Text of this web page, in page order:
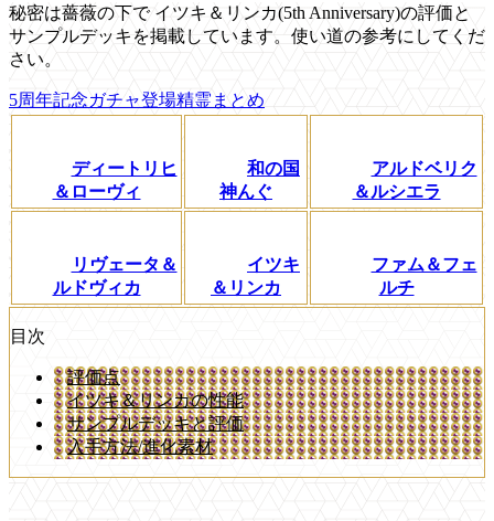
秘密は薔薇の下で イツキ＆リンカ(5th Anniversary)の評価と
サンプルデッキを掲載しています。使い道の参考にしてくだ
さい。
5周年記念ガチャ登場精霊まとめ
ディートリヒ
＆ローヴィ
和の国
神んぐ
アルドベリク
＆ルシエラ
リヴェータ＆
ルドヴィカ
イツキ
＆リンカ
ファム＆フェ
ルチ
目次
評価点
イツキ＆リンカの性能
サンプルデッキと評価
入手方法/進化素材